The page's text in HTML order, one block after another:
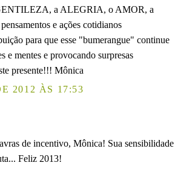
a ALEGRIA, o AMOR, a
e ações cotidianos
para que esse "bumerangue" continue
e mentes e provocando surpresas
presente!!! Mônica
2012 ÀS 17:53
de incentivo, Mônica! Sua sensibilidade
Feliz 2013!